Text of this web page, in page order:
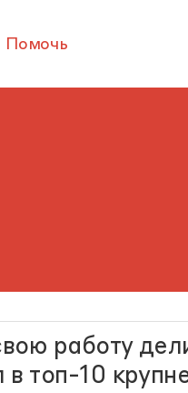
Помочь
работу
топ-10